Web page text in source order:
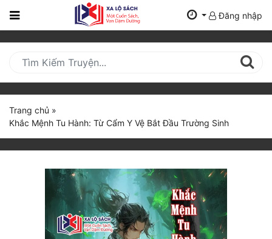
Trang
Mới
Cập
Nhật
(current)
Truyện Mới Ra
Đăng nhập
Trang chủ »
Khắc Mệnh Tu Hành: Từ Cẩm Y Vệ Bắt Đầu Trường Sinh